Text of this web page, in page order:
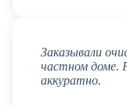
Заказывали
частном доме.
аккуратно.